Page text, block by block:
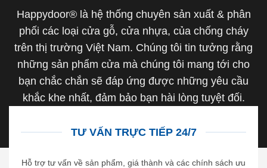
Happydoor® là hệ thống chuyên sản xuất & phân
phối các loại cửa gỗ, cửa nhựa, của chống cháy
trên thị trường Việt Nam. Chúng tôi tin tưởng rằng
những sản phẩm cửa mà chúng tôi mang tới cho
bạn chắc chắn sẽ đáp ứng được những yêu cầu
khắc khe nhất, đảm bảo bạn hài lòng tuyệt đối.
TƯ VẤN TRỰC TIẾP 24/7
Hỗ trợ tư vấn về sản phẩm, giá thành và các chính sách ưu